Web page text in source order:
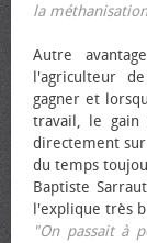
la
Autre
l'agriculteur
gagner et
travail, le gain
directement
du temps
Baptiste
l'explique très
"On passait à